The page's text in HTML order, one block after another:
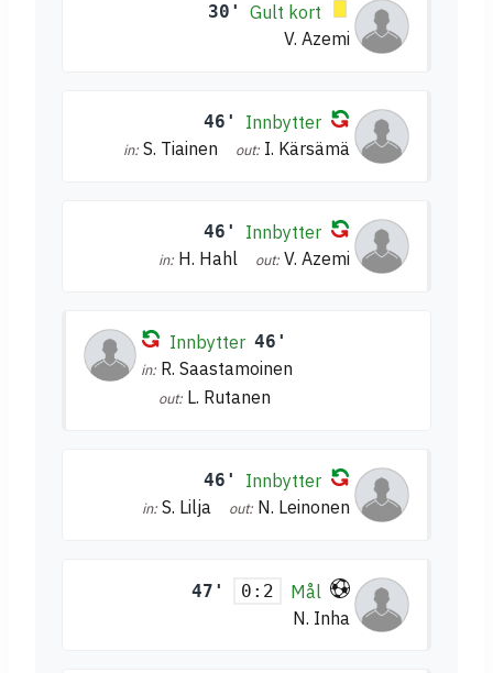
30'
Gult kort
V. Azemi
46' Innbytter
in: S. Tiainen out: I. Kärsämä
46' Innbytter
in: H. Hahl out: V. Azemi
Innbytter 46'
in: R. Saastamoinen
out: L. Rutanen
46' Innbytter
in: S. Lilja out: N. Leinonen
47' 0:2
Mål
N. Inha